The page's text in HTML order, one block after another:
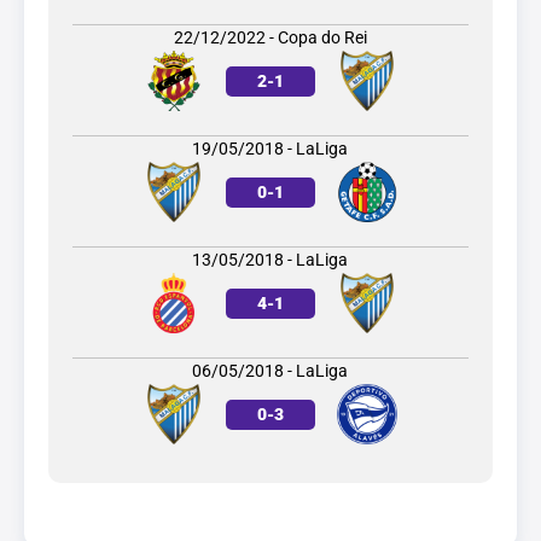
22/12/2022 - Copa do Rei
2-1
19/05/2018 - LaLiga
0-1
13/05/2018 - LaLiga
4-1
06/05/2018 - LaLiga
0-3